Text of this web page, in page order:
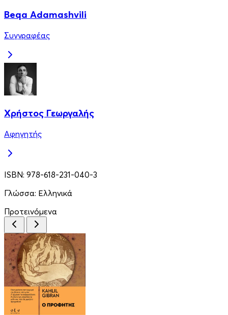
Beqa Adamashvili
Συγγραφέας
Χρήστος Γεωργαλής
Αφηγητής
ISBN: 978-618-231-040-3
Γλώσσα: Ελληνικά
Προτεινόμενα